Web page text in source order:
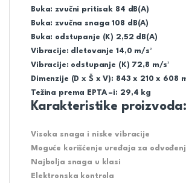
Buka: zvučni pritisak 84 dB(A)
Buka: zvučna snaga 108 dB(A)
Buka: odstupanje (K) 2,52 dB(A)
Vibracije: dletovanje 14,0 m/s²
Vibracije: odstupanje (K) 72,8 m/s²
Dimenzije (D x Š x V): 843 x 210 x 608
Težina prema EPTA –i: 29,4 kg
Karakteristike proizvoda:
Visoka snaga i niske vibracije
Moguće korišćenje uređaja za
Najbolja snaga u klasi
Elektronska kontrola